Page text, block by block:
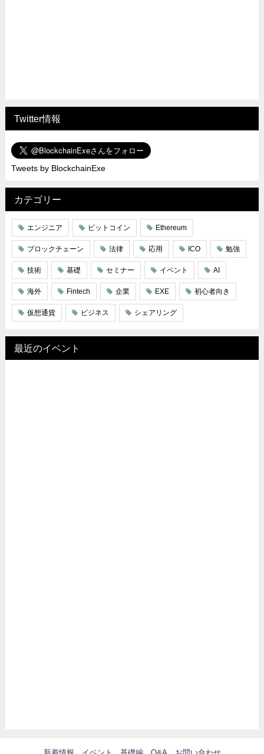
Twitter情報
Tweets by BlockchainExe
カテゴリー
エンジニア ビットコイン Ethereum
ブロックチェーン 法律 応用 ICO 勉強
技術 基礎 セミナー イベント AI
海外 Fintech 企業 EXE 初心者向き
仮想通貨 ビジネス シェアリング
最近のイベント